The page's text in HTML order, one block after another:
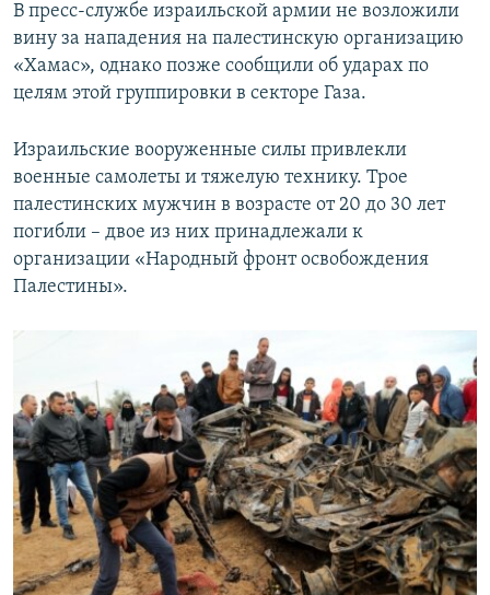
В пресс-службе израильской армии не возложили
вину за нападения на палестинскую организацию
«Хамас», однако позже сообщили об ударах по
целям этой группировки в секторе Газа.
Израильские вооруженные силы привлекли
военные самолеты и тяжелую технику. Трое
палестинских мужчин в возрасте от 20 до 30 лет
погибли – двое из них принадлежали к
организации «Народный фронт освобождения
Палестины».